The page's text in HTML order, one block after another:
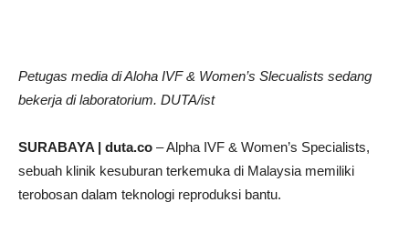
Petugas media di Aloha IVF & Women’s Slecualists sedang
bekerja di laboratorium. DUTA/ist
SURABAYA | duta.co – Alpha IVF & Women’s Specialists,
sebuah klinik kesuburan terkemuka di Malaysia memiliki
terobosan dalam teknologi reproduksi bantu.